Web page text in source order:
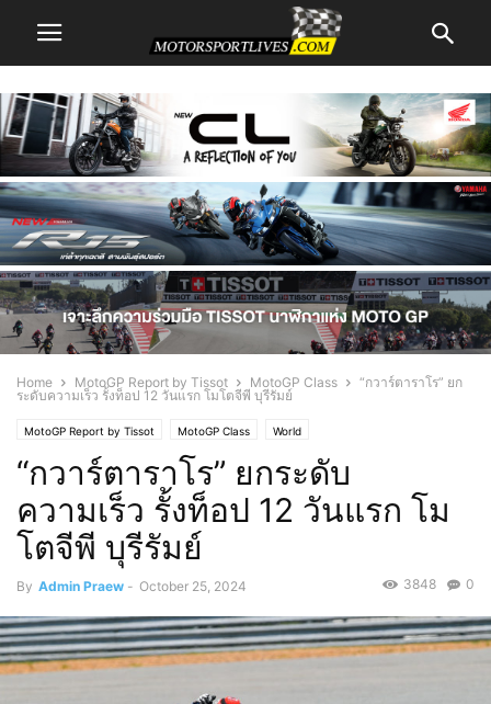
Home MotoGP Report by Tissot MotoGP Class
“กวาร์ตาราโร” ยก
ระดับความเร็ว รั้งท็อป 12 วันแรก โมโตจีพี บุรีรัมย์
MotoGP Report by Tissot MotoGP Class World
“กวาร์ตาราโร” ยกระดับ
ความเร็ว รั้งท็อป 12 วันแรก โม
โตจีพี บุรีรัมย์
By Admin Praew - October 25, 2024 0
3848